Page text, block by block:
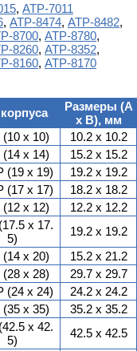
, АТР-7011
, АТР-8474, АТР-8482,
8700, АТР-8780,
8260, АТР-8352,
8160, АТР-8170
Размеры (А
х В), мм
x 10)
10.2 x 10.2
x 14)
15.2 x 15.2
(19 x 19)
19.2 x 19.2
(17 x 17)
18.2 x 18.2
x 12)
12.2 x 12.2
x 17.
5)
19.2 x 19.2
x 20)
15.2 x 21.2
x 28)
29.7 x 29.7
(24 x 24)
24.2 x 24.2
x 35)
35.2 x 35.2
x 42.
5)
42.5 x 42.5